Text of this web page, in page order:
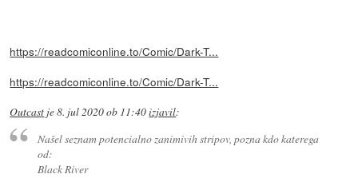
https://readcomiconline.to/Comic/Dark-T...
https://readcomiconline.to/Comic/Dark-T...
Outcast je8. jul 2020 ob 11:40izjavil:
Našel seznam potencialno zanimivih stripov, pozna kdo katerega
od:
Black River